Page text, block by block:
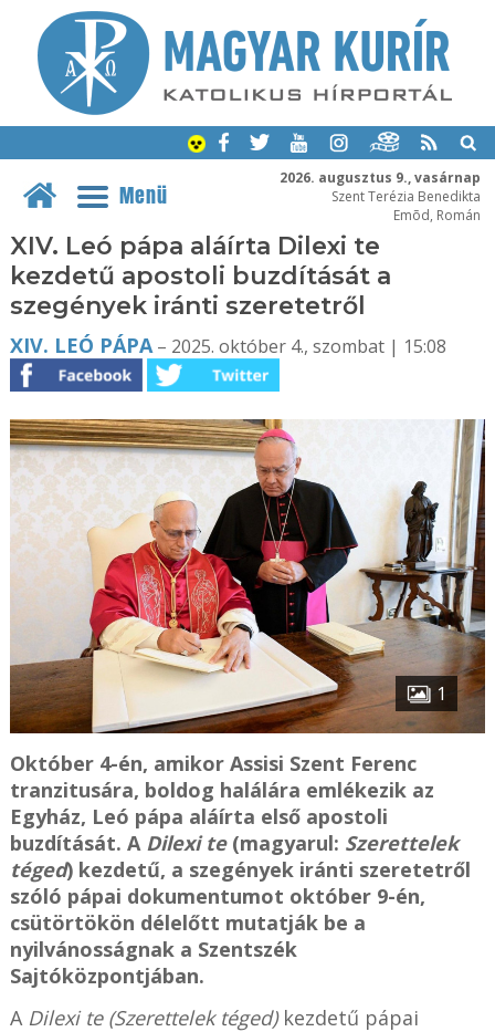
2026. augusztus 9., vasárnap
Szent Terézia Benedikta
Emõd, Román
Menü
XIV. Leó pápa aláírta Dilexi te
kezdetű apostoli buzdítását a
szegények iránti szeretetről
XIV. LEÓ PÁPA– 2025. október 4., szombat | 15:08
1
Október 4-én, amikor Assisi Szent Ferenc
tranzitusára, boldog halálára emlékezik az
Egyház, Leó pápa aláírta első apostoli
buzdítását. A Dilexi te(magyarul: Szerettelek
téged) kezdetű, a szegények iránti szeretetről
szóló pápai dokumentumot október 9-én,
csütörtökön délelőtt mutatják be a
nyilvánosságnak a Szentszék
Sajtóközpontjában.
A Dilexi te (Szerettelek téged)kezdetű pápai